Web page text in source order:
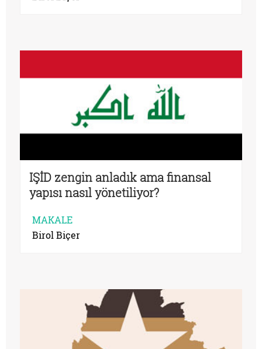
IŞİD zengin anladık ama finansal
yapısı nasıl yönetiliyor?
MAKALE
Birol Biçer